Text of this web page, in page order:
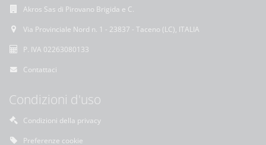
Akros Sas di Pirovano Brigida e C.
Via Provinciale Nord n. 1 - 23837 - Taceno (LC), ITALIA
P. IVA 02263080133
Contattaci
Condizioni d'uso
Condizioni della privacy
Preferenze cookie